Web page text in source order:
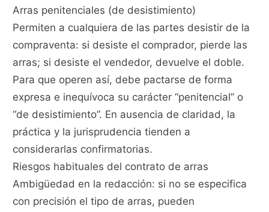
Arras penitenciales (de desistimiento)
Permiten a cualquiera de las partes desistir de la
compraventa: si desiste el comprador, pierde las
arras; si desiste el vendedor, devuelve el doble.
Para que operen así, debe pactarse de forma
expresa e inequívoca su carácter “penitencial” o
“de desistimiento”. En ausencia de claridad, la
práctica y la jurisprudencia tienden a
considerarlas confirmatorias.
Riesgos habituales del contrato de arras
Ambigüedad en la redacción: si no se especifica
con precisión el tipo de arras, pueden